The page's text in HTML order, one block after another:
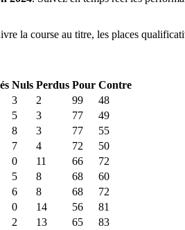
la course au titre, les places
Nuls Perdus Pour Contre
3 2 99
48
5 3 77
49
8 3 77
55
7 4 72
50
0 11 66
72
5 8 68
60
6 8 68
72
0 14 56
81
2 13 65
83